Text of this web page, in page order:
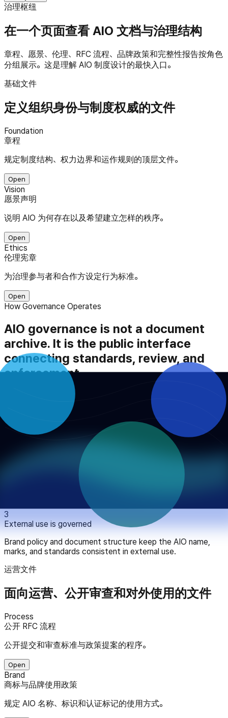
治理枢纽
在一个页面查看 AIO 文档与治理结构
章程、愿景、伦理、RFC 流程、品牌政策和完整性报告按角色
分组展示。这是理解 AIO 制度设计的最快入口。
基础文件
定义组织身份与制度权威的文件
Foundation
章程
规定制度结构、权力边界和运作规则的顶层文件。
Open
Vision
愿景声明
说明 AIO 为何存在以及希望建立怎样的秩序。
Open
Ethics
伦理宪章
为治理参与者和合作方设定行为标准。
Open
How Governance Operates
AIO governance is not a document
archive. It is the public interface
connecting standards, review, and
enforcement.
Standards are documented
The statutes, vision, and ethics charter document AIO’s
public identity, authority structure, and accountability
Public review is maintained
The RFC process and report releases keep governance open
to external review, challenge, and revision.
3
External use is governed
Brand policy and document structure keep the AIO name,
marks, and standards consistent in external use.
运营文件
面向运营、公开审查和对外使用的文件
Process
公开 RFC 流程
公开提交和审查标准与政策提案的程序。
Open
Brand
商标与品牌使用政策
规定 AIO 名称、标识和认证标记的使用方式。